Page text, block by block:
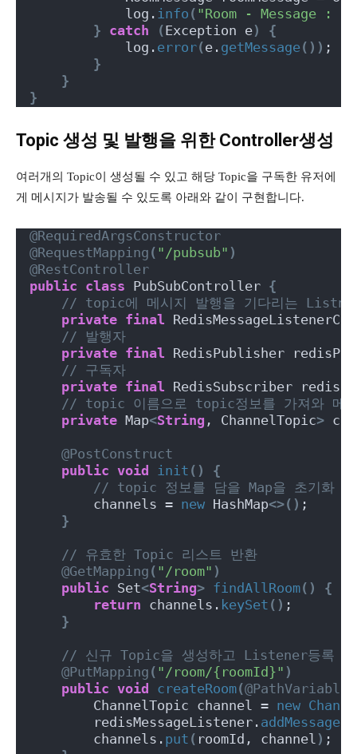
            log.
info ( "Room - Message :
} catch (Exception e)
{
            log.
error(e. getMessage()) ;
}
}
}
Topic 생성 및 발행을 위한 Controller생성
여러개의 Topic이 생성될 수 있고 해당 Topic을 구독한 유저에
게 메시지가 발송될 수 있도록 아래와 같이 구현합니다.
@RequiredArgsConstructor
@RequestMapping ( "/pubsub" )
@RestController
public class PubSubController {
// topic에 메시지 발행을 기다리는
private final
// 발행자
private final RedisPublisher
// 구독자
private final RedisSubscriber
// topic 이름으로 topic정보를 가져와 메시
private Map<String , ChannelTopic>
@PostConstruct
public void init ()
{
// topic 정보를 담을 Map을 초기화
        channels =
new HashMap<>() ;
}
// 유효한 Topic 리스트 반환
@GetMapping ( "/room" )
public Set<String> findAllRoom()
{
return channels. keySet () ;
}
// 신규 Topic을 생성하고 Listener등록
@PutMapping ( "/room/{roomId}" )
public void createRoom(@PathVariable
        ChannelTopic channel =
new
        redisMessageListener.
        channels.
put ( roomId, channel ) ;